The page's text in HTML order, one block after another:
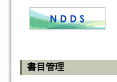
書目管理